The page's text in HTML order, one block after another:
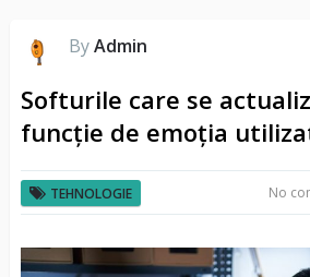
ByAdmin
Softurile care se
funcție de emoția
TEHNOLOGIE No